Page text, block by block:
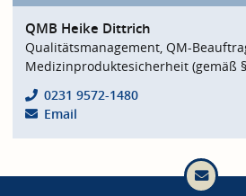
QMB Heike Dittrich
Qualitätsmanagement, QM-
Medizinproduktesicherheit (gemäß
0231 9572-1480
Email